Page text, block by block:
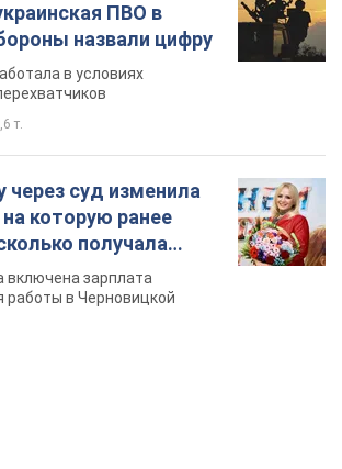
ПВО в
назвали цифру
в условиях
т.
через суд изменила
которую ранее
получала
включена зарплата
работы в Черновицкой